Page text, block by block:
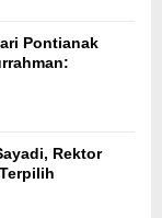
Pontianak
Rektor